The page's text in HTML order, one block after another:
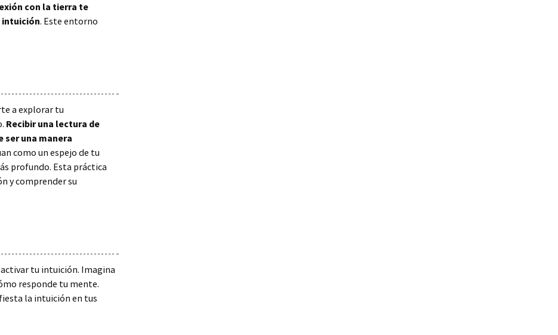
con la tierra te
intuición. Este entorno
a explorar tu
Recibir una lectura de
ser una manera
como un espejo de tu
profundo. Esta práctica
y comprender su
tu intuición. Imagina
responde tu mente.
la intuición en tus